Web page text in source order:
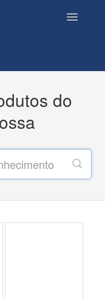
Toggle
do